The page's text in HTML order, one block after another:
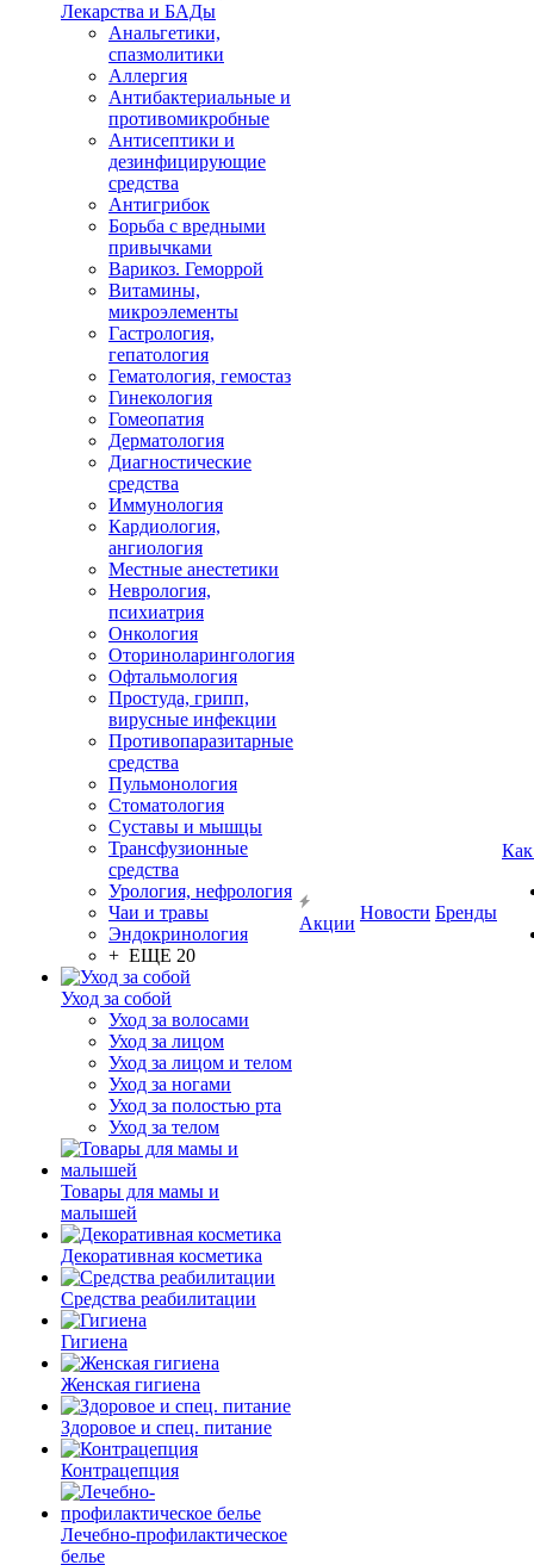
Лекарства и БАДы
Анальгетики,
спазмолитики
Аллергия
Антибактериальные и
противомикробные
Антисептики и
дезинфицирующие
средства
Антигрибок
Борьба с вредными
привычками
Варикоз. Геморрой
Витамины,
микроэлементы
Гастрология,
гепатология
Гематология, гемостаз
Гинекология
Гомеопатия
Дерматология
Диагностические
средства
Иммунология
Кардиология,
ангиология
Местные анестетики
Неврология,
психиатрия
Онкология
Оториноларингология
Офтальмология
Простуда, грипп,
вирусные инфекции
Противопаразитарные
средства
Пульмонология
Стоматология
Суставы и мышцы
Трансфузионные
средства
Урология, нефрология
Чаи и травы
Эндокринология
+ ЕЩЕ 20
Уход за собой
Уход за волосами
Уход за лицом
Уход за лицом и телом
Уход за ногами
Уход за полостью рта
Уход за телом
Товары для мамы и
малышей
Декоративная косметика
Средства реабилитации
Гигиена
Женская гигиена
Здоровое и спец. питание
Контрацепция
Лечебно-профилактическое
белье
Акции
Новости Бренды